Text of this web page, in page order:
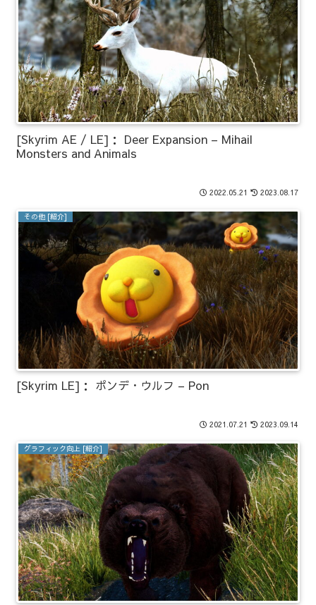
[Skyrim AE / LE]： Deer Expansion – Mihail
Monsters and Animals
2022.05.21 2023.08.17
その他 [紹介]
[Skyrim LE]： ポンデ・ウルフ – Pon
2021.07.21 2023.09.14
グラフィック向上 [紹介]